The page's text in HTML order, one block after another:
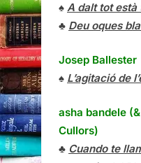
♠ A dalt tot està
♣ Deu oques
Josep Ballester
♠ L’agitació de
asha bandele
Cullors)
♣ Cuando te